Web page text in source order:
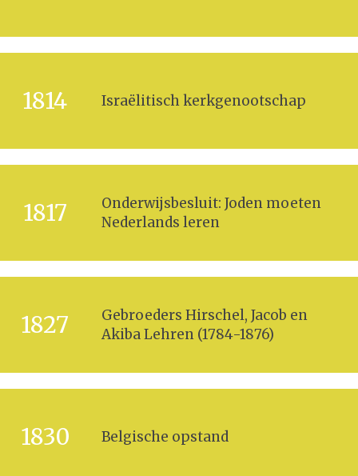
1814 Israëlitisch kerkgenootschap
1817
Onderwijsbesluit: Joden moeten
Nederlands leren
1827
Gebroeders Hirschel, Jacob en
Akiba Lehren (1784-1876)
1830 Belgische opstand